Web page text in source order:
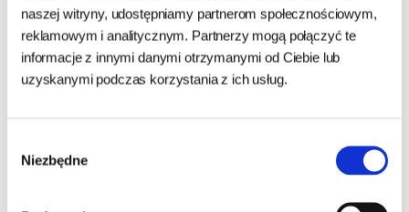
naszej witryny, udostępniamy partnerom społecznościowym,
reklamowym i analitycznym. Partnerzy mogą połączyć te
informacje z innymi danymi otrzymanymi od Ciebie lub
uzyskanymi podczas korzystania z ich usług.
zgody
Niezbędne
DO KOSZYKA DO KOSZYKA